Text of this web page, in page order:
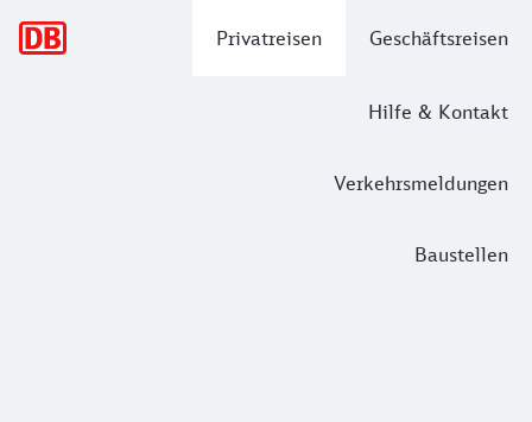
Privatreisen Geschäftsreisen
Hilfe & Kontakt
Verkehrsmeldungen
Baustellen